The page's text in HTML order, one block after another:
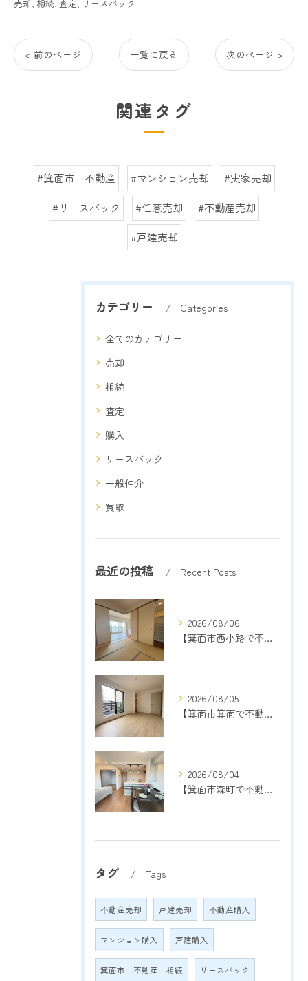
売却 相続 査定 リースバック
< 前のページ 一覧に戻る 次のページ >
関連タグ
#箕面市 不動産 #マンション売却 #実家売却
#リースバック #任意売却 #不動産売却
#戸建売却
カテゴリー Categories
全てのカテゴリー
売却
相続
査定
購入
リースバック
一般仲介
買取
最近の投稿 Recent Posts
2026/08/06
【箕面市西小路で不動産売却をご検討中の方へ】地域密着13年以上の売却専門店が成功のポイントを解説
2026/08/05
【箕面市箕面で不動産売却をご検討中の方へ】地域密着13年以上の売却専門店が売却成功のポイントを解説
2026/08/04
【箕面市森町で不動産売却をご検討中の方へ】地域密着13年以上の売却専門店が成功のポイントを解説
タグ Tags
不動産売却 戸建売却 不動産購入
マンション購入 戸建購入
箕面市 不動産 相続 リースバック